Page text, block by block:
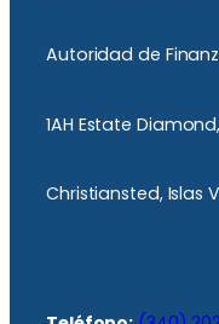
Autoridad de
1AH Estate
Christiansted, Islas